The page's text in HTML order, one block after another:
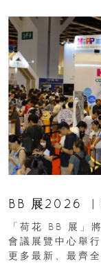
BB 展2026 ︳
「荷花 BB 展」
會議展覽中心舉
更多最新、最齊